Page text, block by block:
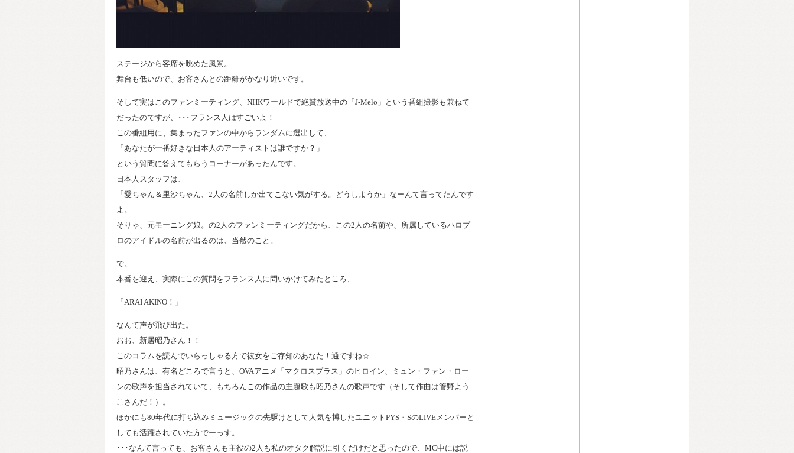
ステージから客席を眺めた風景。
舞台も低いので、お客さんとの距離がかなり近いです。
そして実はこのファンミーティング、NHKワールドで絶賛放送中の「J-Melo」という番組撮影も兼ねて
だったのですが、･･･フランス人はすごいよ！
この番組用に、集まったファンの中からランダムに選出して、
「あなたが一番好きな日本人のアーティストは誰ですか？」
という質問に答えてもらうコーナーがあったんです。
日本人スタッフは、
「愛ちゃん＆里沙ちゃん、2人の名前しか出てこない気がする。どうしようか」なーんて言ってたんです
よ。
そりゃ、元モーニング娘。の2人のファンミーティングだから、この2人の名前や、所属しているハロプ
ロのアイドルの名前が出るのは、当然のこと。
で。
本番を迎え、実際にこの質問をフランス人に問いかけてみたところ、
「ARAI AKINO！」
なんて声が飛び出た。
おお、新居昭乃さん！！
このコラムを読んでいらっしゃる方で彼女をご存知のあなた！通ですね☆
昭乃さんは、有名どころで言うと、OVAアニメ「マクロスプラス」のヒロイン、ミュン・ファン・ロー
ンの歌声を担当されていて、もちろんこの作品の主題歌も昭乃さんの歌声です（そして作曲は管野よう
こさんだ！）。
ほかにも80年代に打ち込みミュージックの先駆けとして人気を博したユニットPYS・SのLIVEメンバーと
しても活躍されていた方でーっす。
･･･なんて言っても、お客さんも主役の2人も私のオタク解説に引くだけだと思ったので、MC中には説